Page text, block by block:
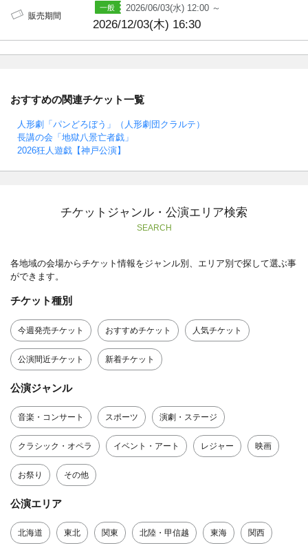
販売期間
2026/06/03(水) 12:00 ～
2026/12/03(木) 16:30
おすすめの関連チケット一覧
人形劇「パンどろぼう」（人形劇団クラルテ）
長講の会「地獄八景亡者戯」
2026狂人遊戯【神戸公演】
チケットジャンル・公演エリア検索
SEARCH
各地域の会場からチケット情報をジャンル別、エリア別で探して選ぶ事
ができます。
チケット種別
今週発売チケット おすすめチケット 人気チケット
公演間近チケット 新着チケット
公演ジャンル
音楽・コンサート スポーツ 演劇・ステージ
クラシック・オペラ イベント・アート レジャー 映画
お祭り その他
公演エリア
北海道 東北 関東 北陸・甲信越 東海 関西